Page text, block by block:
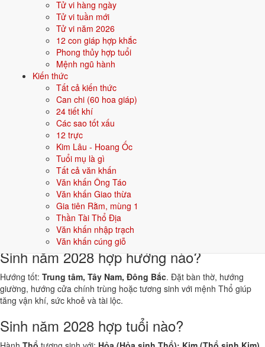
Tử vi hàng ngày
Tử vi tuần mới
Tử vi năm 2026
12 con giáp hợp khắc
Phong thủy hợp tuổi
Mệnh ngũ hành
Kiến thức
Tất cả kiến thức
Can chi (60 hoa giáp)
24 tiết khí
Các sao tốt xấu
12 trực
Kim Lâu - Hoang Ốc
Tuổi mụ là gì
Tất cả văn khấn
Văn khấn Ông Táo
Văn khấn Giao thừa
Gia tiên Rằm, mùng 1
Thần Tài Thổ Địa
Văn khấn nhập trạch
Văn khấn cúng giỗ
Khi đặt tên cho người sinh năm
bộ chữ Hán thuộc hành bản mệnh hoặc hành tương sinh; tránh bộ chữ
thuộc hành tương khắc. Dưới đây là gợi ý cho
👧 Nữ
Gợi ý tên đẹp cho Nam mệnh Thổ:
Đại Phong Hoàng Sơn
Sinh năm 2028 hợp gì - kỵ gì
Người sinh năm2028mệnhThổhợp các yếu tố thuộc bản mệnh và
tương sinh, kỵ các yếu tố tương khắc. Cụ thể trên 5 phương diện:
Sinh năm 2028 hợp màu gì?
Người mệnhThổsinh năm 2028 nên ưu tiên các màu thuộc bản mệnh
và màu tương sinh:Vàng đất, Nâu, Be
nhà, vật phẩm phong thuỷ.
Sinh năm 2028 hợp hướng nào?
Hướng tốt: Trung tâm, Tây Nam, Đông Bắc. Đặt bàn thờ, hướng
giường, hướng cửa chính trùng hoặc tương sinh với mệnh Thổ giúp
tăng vận khí, sức khoẻ và tài lộc.
Sinh năm 2028 hợp tuổi nào?